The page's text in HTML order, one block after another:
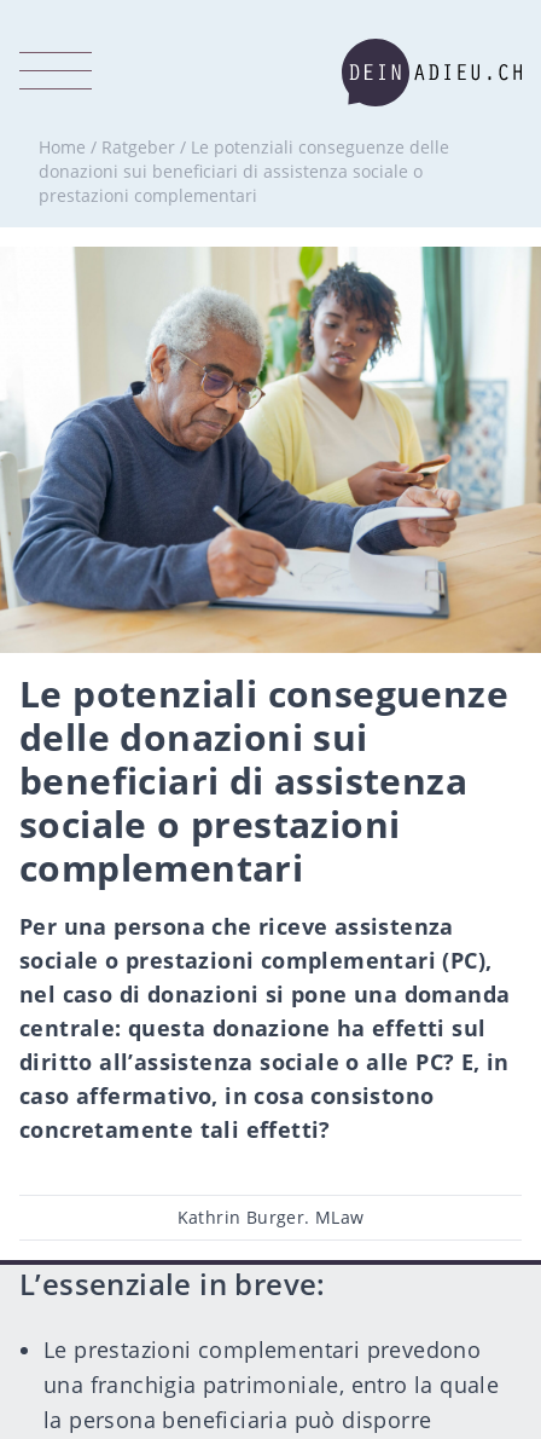
Home / Ratgeber / Le potenziali conseguenze delle
donazioni sui beneficiari di assistenza sociale o
prestazioni complementari
Le potenziali conseguenze
delle donazioni sui
beneficiari di assistenza
sociale o prestazioni
complementari
Per una persona che riceve assistenza
sociale o prestazioni complementari (PC),
nel caso di donazioni si pone una domanda
centrale: questa donazione ha effetti sul
diritto all’assistenza sociale o alle PC? E, in
caso affermativo, in cosa consistono
concretamente tali effetti?
Post
author
Kathrin Burger. MLaw
L’essenziale in breve:
Le prestazioni complementari prevedono
una franchigia patrimoniale, entro la quale
la persona beneficiaria può disporre